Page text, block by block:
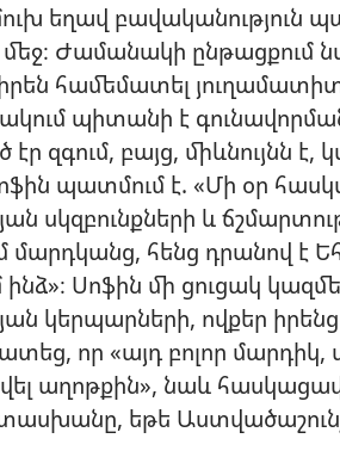
եղավ բավականություն
Ժամանակի ընթացքում
իրեն համեմատել
պիտանի է
զգում, բայց, միևնույնն է,
պատմում է. «Մի օր
սկզբունքների և
մարդկանց, հենց դրանով է
Սոֆին մի ցուցակ
կերպարների, ովքեր իրենց
որ «այդ բոլոր
աղոթքին», նաև
եթե